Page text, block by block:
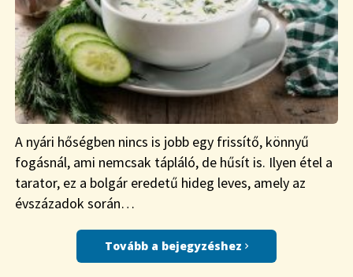
A nyári hőségben nincs is jobb egy frissítő, könnyű
fogásnál, ami nemcsak tápláló, de hűsít is. Ilyen étel a
tarator, ez a bolgár eredetű hideg leves, amely az
évszázadok során…
Tovább a bejegyzéshez